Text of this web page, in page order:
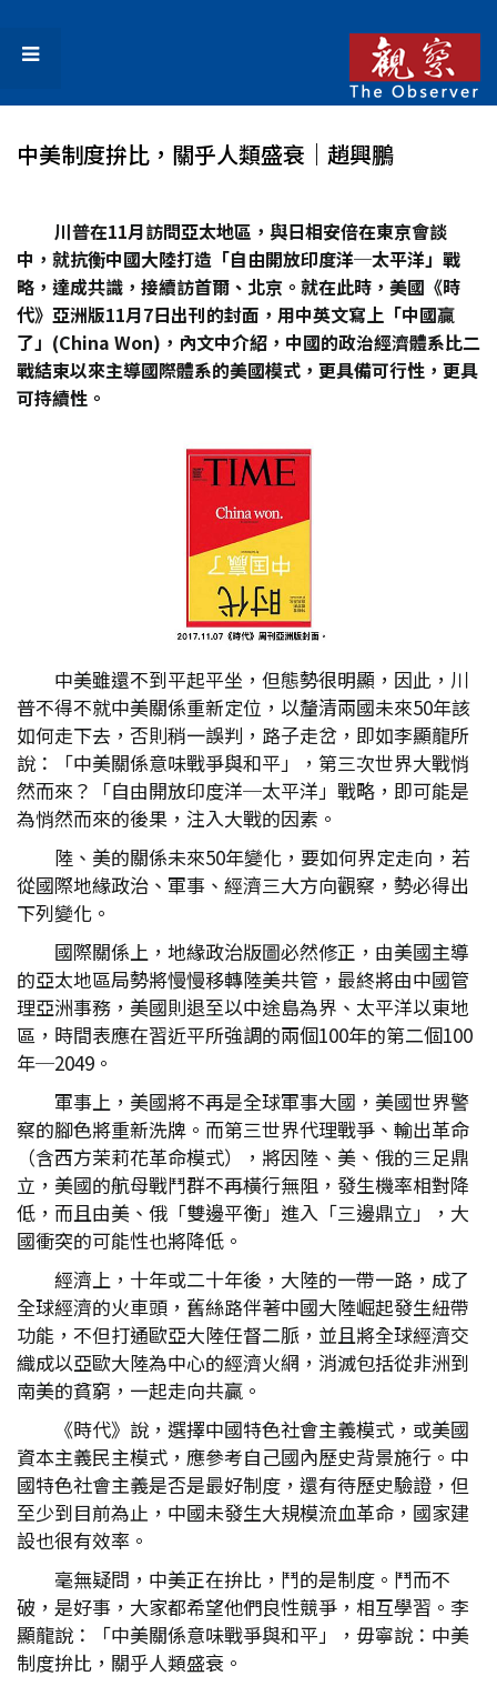
中美制度拚比，關乎人類盛衰｜趙興鵬
川普在11月訪問亞太地區，與日相安倍在東京會談
中，就抗衡中國大陸打造「自由開放印度洋─太平洋」戰
略，達成共識，接續訪首爾、北京。就在此時，美國《時
代》亞洲版11月7日出刊的封面，用中英文寫上「中國贏
了」(China Won)，內文中介紹，中國的政治經濟體系比二
戰結束以來主導國際體系的美國模式，更具備可行性，更具
可持續性。
中美雖還不到平起平坐，但態勢很明顯，因此，川
普不得不就中美關係重新定位，以釐清兩國未來50年該
如何走下去，否則稍一誤判，路子走岔，即如李顯龍所
說：「中美關係意味戰爭與和平」，第三次世界大戰悄
然而來？「自由開放印度洋─太平洋」戰略，即可能是
為悄然而來的後果，注入大戰的因素。
陸、美的關係未來50年變化，要如何界定走向，若
從國際地緣政治、軍事、經濟三大方向觀察，勢必得出
下列變化。
國際關係上，地緣政治版圖必然修正，由美國主導
的亞太地區局勢將慢慢移轉陸美共管，最終將由中國管
理亞洲事務，美國則退至以中途島為界、太平洋以東地
區，時間表應在習近平所強調的兩個100年的第二個100
年─2049。
軍事上，美國將不再是全球軍事大國，美國世界警
察的腳色將重新洗牌。而第三世界代理戰爭、輸出革命
（含西方茉莉花革命模式），將因陸、美、俄的三足鼎
立，美國的航母戰鬥群不再橫行無阻，發生機率相對降
低，而且由美、俄「雙邊平衡」進入「三邊鼎立」，大
國衝突的可能性也將降低。
經濟上，十年或二十年後，大陸的一帶一路，成了
全球經濟的火車頭，舊絲路伴著中國大陸崛起發生紐帶
功能，不但打通歐亞大陸任督二脈，並且將全球經濟交
織成以亞歐大陸為中心的經濟火網，消滅包括從非洲到
南美的貧窮，一起走向共贏。
《時代》說，選擇中國特色社會主義模式，或美國
資本主義民主模式，應參考自己國內歷史背景施行。中
國特色社會主義是否是最好制度，還有待歷史驗證，但
至少到目前為止，中國未發生大規模流血革命，國家建
設也很有效率。
毫無疑問，中美正在拚比，鬥的是制度。鬥而不
破，是好事，大家都希望他們良性競爭，相互學習。李
顯龍說：「中美關係意味戰爭與和平」，毋寧說：中美
制度拚比，關乎人類盛衰。